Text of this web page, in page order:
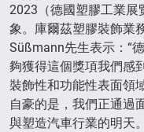
2023（德國塑膠工業展
象。庫爾茲塑膠裝飾業
Süßmann先生表示：“
夠獲得這個獎項我們感
裝飾性和功能性表面領
自豪的是，我們正通過
與塑造汽車行業的明天。